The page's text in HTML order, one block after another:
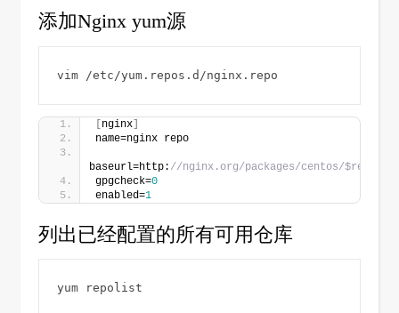
添加Nginx yum源
vim /etc/yum.repos.d/nginx.repo
[nginx]
name=nginx repo
baseurl=http: //nginx.org/packages/centos/
gpgcheck=0
enabled=1
列出已经配置的所有可用仓库